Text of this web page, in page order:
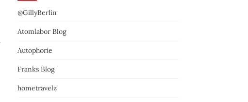
@GillyBerlin
Atomlabor Blog
Autophorie
Franks Blog
hometravelz